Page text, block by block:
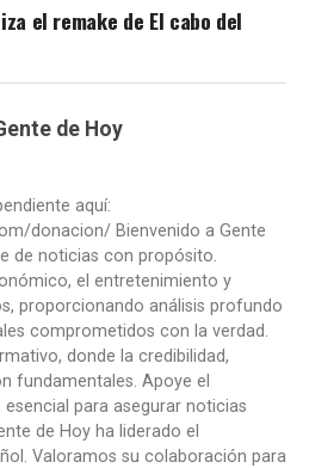
el remake de El cabo del
de Hoy
aquí:
donacion/ Bienvenido a Gente
de noticias con propósito.
el entretenimiento y
proporcionando análisis profundo
comprometidos con la verdad.
donde la credibilidad,
fundamentales. Apoye el
para asegurar noticias
de Hoy ha liderado el
Valoramos su colaboración para